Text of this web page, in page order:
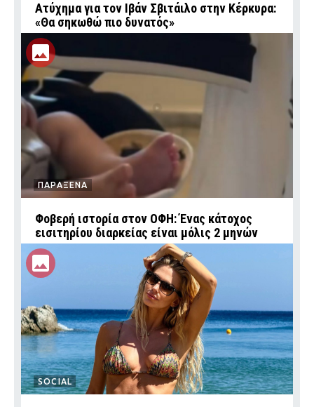
Ατύχημα για τον Ιβάν Σβιτάιλο στην Κέρκυρα:
«Θα σηκωθώ πιο δυνατός»
ΠΑΡΑΞΕΝΑ
Φοβερή ιστορία στον ΟΦΗ: Ένας κάτοχος
εισιτηρίου διαρκείας είναι μόλις 2 μηνών
SOCIAL